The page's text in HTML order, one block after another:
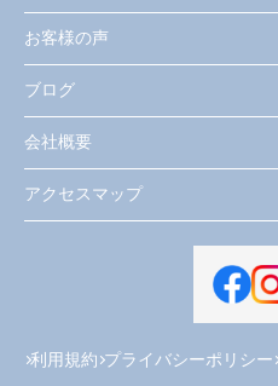
お客様の声
ブログ
会社概要
アクセスマップ
利用規約 プライバシーポリシー